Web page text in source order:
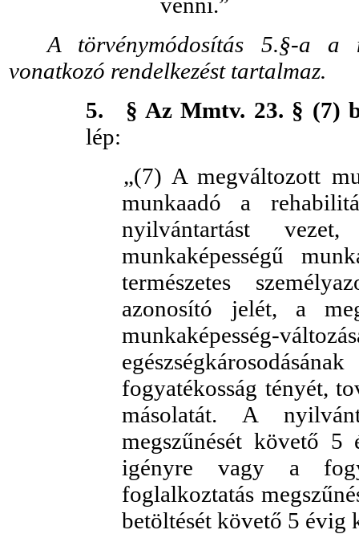
A törvénymódosítás 5.§-a a
vonatkozó rendelkezést tartalmaz.
5.
§ Az Mmtv. 23. § (7)
lép:
„(7) A megváltozott
munkaadó a
nyilvántartást
munkaképességű
természetes
azonosító jelét, a
munkaképesség-
fogyatékosság tényét,
másolatát. A
megszűnését követő
igényre vagy a
foglalkoztatás
betöltését követő 5 évig